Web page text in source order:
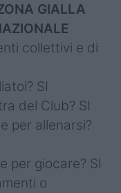
GIALLA
collettivi e di
SI
del Club? SI
per allenarsi?
per giocare? SI
o